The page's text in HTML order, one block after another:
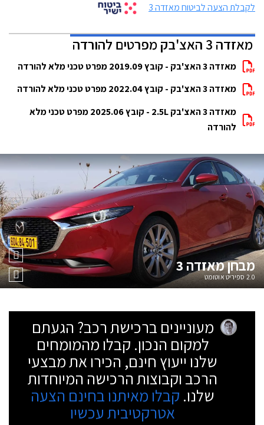
לקבלת הצעה לביטוח מאזדה 3
מאזדה 3 האצ'בק מפרטים להורדה
מאזדה 3 האצ'בק - קובץ 2019.09 מפרט טכני מלא להורדה
מאזדה 3 האצ'בק - קובץ 2022.04 מפרט טכני מלא להורדה
מאזדה 3 האצ'בק 2.5L - קובץ 2025.06 מפרט טכני מלא
להורדה
מבחןמאזדה 3
2.0 ספיריט אוטומט
מעוניינים ברכישת רכב? הגעתם
למקום הנכון. קבלו מהמומחים
שלנו ייעוץ חינם, הכירו את מבצעי
הרכב וקבוצות הרכישה המיוחדות
שלנו. קבלו מאיתנו בחינם הצעה
אטרקטיבית עכשיו